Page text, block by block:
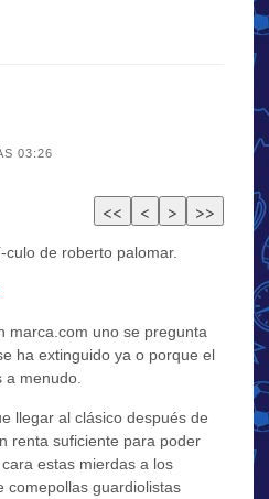
03:26
de roberto palomar.
marca.com uno se pregunta
ha extinguido ya o porque el
menudo.
llegar al clásico después de
renta suficiente para poder
estas mierdas a los
comepollas guardiolistas